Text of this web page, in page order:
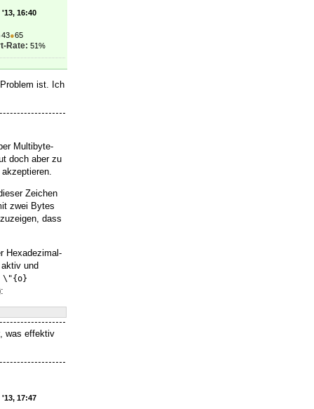
16:40
43●65
Rate: 51%
ist. Ich
Multibyte-
doch aber zu
Zeichen
zwei Bytes
dass
Hexadezimal-
aktiv und
\"{o}
, was effektiv
17:47